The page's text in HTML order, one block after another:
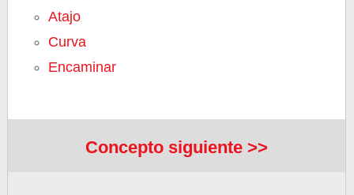
Atajo
Curva
Encaminar
Concepto siguiente >>